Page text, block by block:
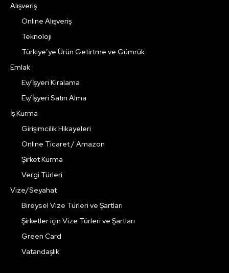
Alışveriş
Online Alışveriş
Teknoloji
Türkiye’ye Ürün Getirtme ve Gümrük
Emlak
Ev/İşyeri Kiralama
Ev/İşyeri Satın Alma
İş Kurma
Girişimcilik Hikayeleri
Online Ticaret / Amazon
Şirket Kurma
Vergi Türleri
Vize/Seyahat
Bireysel Vize Türleri ve Şartları
Şirketler için Vize Türleri ve Şartları
Green Card
Vatandaşlık